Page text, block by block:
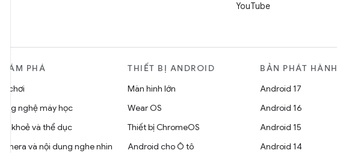
YouTube
KHÁM PHÁ
Trò chơi
Công nghệ máy học
Sức khoẻ và thể dục
Camera và nội dung nghe nhìn
THIẾT BỊ ANDROID
Màn hình lớn
Wear OS
Thiết bị ChromeOS
Android cho Ô tô
BẢN PHÁT HÀNH
Android 17
Android 16
Android 15
Android 14